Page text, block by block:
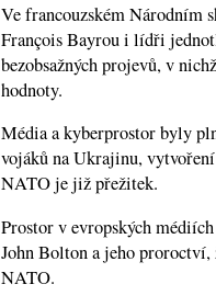
Ve francouzském Národním
François Bayrou i lídři
bezobsažných projevů, v
hodnoty.
Média a kyberprostor byly
vojáků na Ukrajinu, vytvoření
NATO je již přežitek.
Prostor v evropských
John Bolton a jeho
NATO.